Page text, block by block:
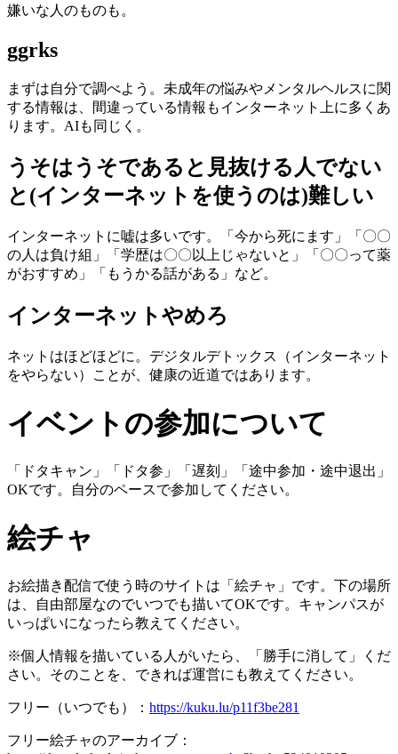
嫌いな人のものも。
ggrks
まずは自分で調べよう。未成年の悩みやメンタルヘルスに関
する情報は、間違っている情報もインターネット上に多くあ
ります。AIも同じく。
うそはうそであると見抜ける人でない
と(インターネットを使うのは)難しい
インターネットに嘘は多いです。「今から死にます」「〇〇
の人は負け組」「学歴は〇〇以上じゃないと」「〇〇って薬
がおすすめ」「もうかる話がある」など。
インターネットやめろ
ネットはほどほどに。デジタルデトックス（インターネット
をやらない）ことが、健康の近道ではあります。
イベントの参加について
「ドタキャン」「ドタ参」「遅刻」「途中参加・途中退出」
OKです。自分のペースで参加してください。
絵チャ
お絵描き配信で使う時のサイトは「絵チャ」です。下の場所
は、自由部屋なのでいつでも描いてOKです。キャンパスが
いっぱいになったら教えてください。
※個人情報を描いている人がいたら、「勝手に消して」くだ
さい。そのことを、できれば運営にも教えてください。
フリー（いつでも）： https://kuku.lu/p11f3be281
フリー絵チャのアーカイブ：